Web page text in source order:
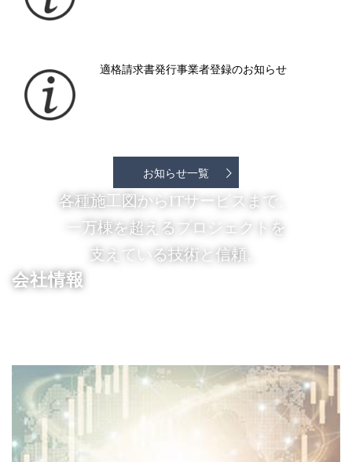
各種施工図からITサービスまで。
一万棟を超えるプロジェクトを
支えている技術と信頼。
適格請求書発行事業者登録のお知らせ
お知らせ一覧
会社情報
会社概要・沿革